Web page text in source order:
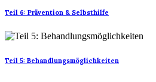
Teil 6: Prävention & Selbsthilfe
Teil 5: Behandlungsmöglichkeiten